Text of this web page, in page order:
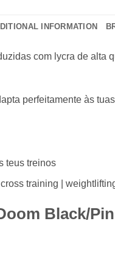
INFORMATION
com lycra de alta
perfeitamente às
teus treinos
training |
Black/